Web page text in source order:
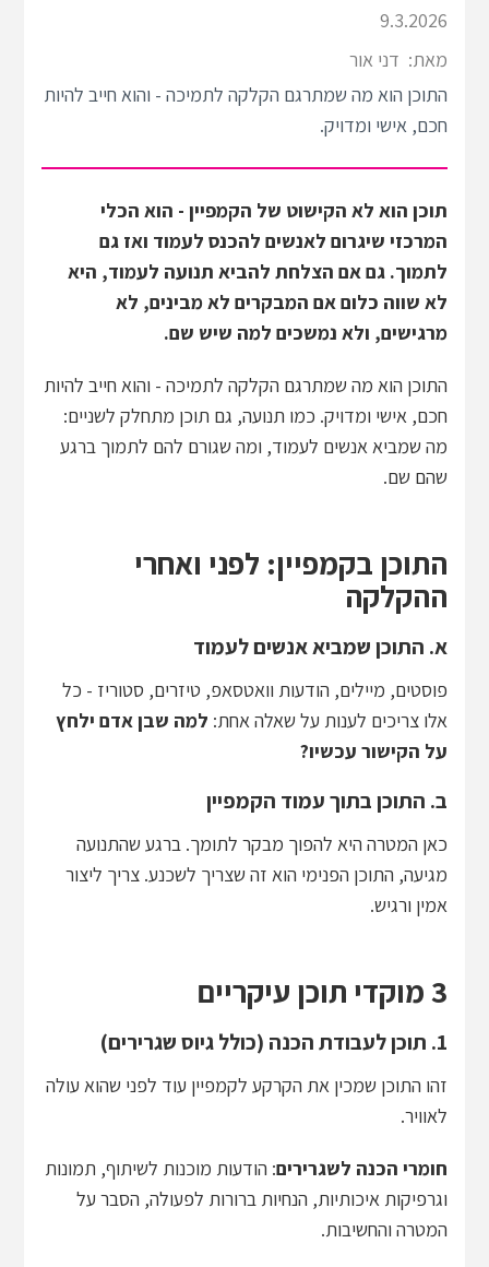
9.3.2026
מאת: דני אור
התוכן הוא מה שמתרגם הקלקה לתמיכה - והוא חייב להיות
חכם, אישי ומדויק.
תוכן הוא לא הקישוט של הקמפיין - הוא הכלי
המרכזי שיגרום לאנשים להכנס לעמוד ואז גם
לתמוך. גם אם הצלחת להביא תנועה לעמוד, היא
לא שווה כלום אם המבקרים לא מבינים, לא
מרגישים, ולא נמשכים למה שיש שם.
התוכן הוא מה שמתרגם הקלקה לתמיכה - והוא חייב להיות
חכם, אישי ומדויק. כמו תנועה, גם תוכן מתחלק לשניים:
מה שמביא אנשים לעמוד, ומה שגורם להם לתמוך ברגע
שהם שם.
התוכן בקמפיין: לפני ואחרי
ההקלקה
א. התוכן שמביא אנשים לעמוד
פוסטים, מיילים, הודעות וואטסאפ, טיזרים, סטוריז - כל
אלו צריכים לענות על שאלה אחת: למה שבן אדם ילחץ
על הקישור עכשיו?
ב. התוכן בתוך עמוד הקמפיין
כאן המטרה היא להפוך מבקר לתומך. ברגע שהתנועה
מגיעה, התוכן הפנימי הוא זה שצריך לשכנע. צריך ליצור
אמין ורגיש.
3 מוקדי תוכן עיקריים
1. תוכן לעבודת הכנה (כולל גיוס שגרירים)
זהו התוכן שמכין את הקרקע לקמפיין עוד לפני שהוא עולה
לאוויר.
חומרי הכנה לשגרירים: הודעות מוכנות לשיתוף, תמונות
וגרפיקות איכותיות, הנחיות ברורות לפעולה, הסבר על
המטרה והחשיבות.